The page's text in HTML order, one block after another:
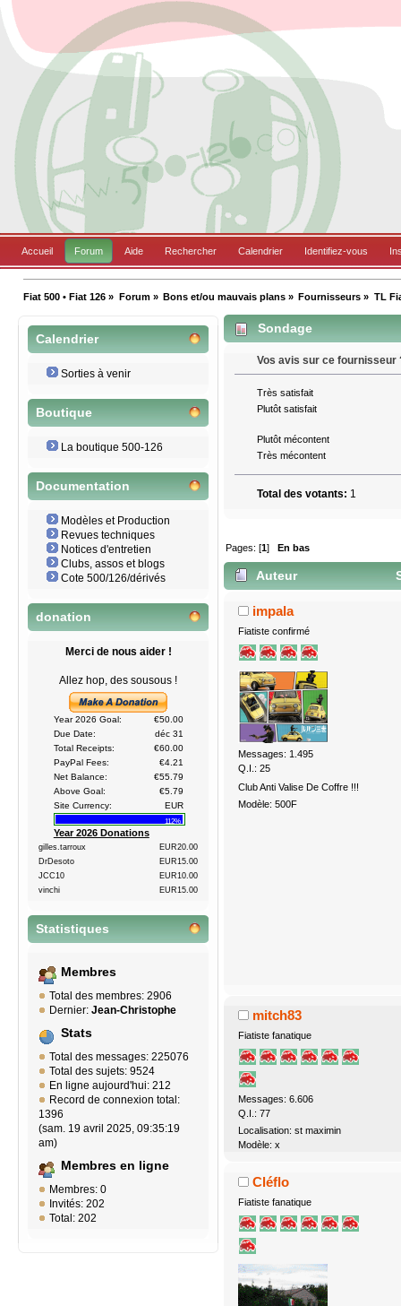
Accueil Forum Aide Rechercher Calendrier Identifiez-vous
Fiat 500 • Fiat 126 » Forum» Bons et/ou mauvais plans» Fournisseurs » TL
Calendrier
Sorties à venir
Boutique
La boutique 500-126
Documentation
Modèles et Production
Revues techniques
Notices d'entretien
Clubs, assos et blogs
Cote 500/126/dérivés
donation
Merci de nous aider !
Allez hop, des sousous !
Year 2026 Goal:
€50.00
Due Date:
déc 31
Total Receipts:
€60.00
PayPal Fees:
€4.21
Net Balance:
€55.79
Above Goal:
€5.79
Site Currency:
EUR
112%
Year 2026 Donations
gilles.tarroux
EUR20.00
DrDesoto
EUR15.00
JCC10
EUR10.00
vinchi
EUR15.00
Statistiques
Membres
Total des membres: 2906
Dernier: Jean-Christophe
Stats
Total des messages: 225076
Total des sujets: 9524
En ligne aujourd'hui: 212
Record de connexion total:
1396
(sam. 19 avril 2025, 09:35:19
am)
Membres en ligne
Membres: 0
Invités: 202
Total: 202
Sondage
Vos avis sur ce fournisseur
Très satisfait
Plutôt satisfait
Plutôt mécontent
Très mécontent
Total des votants: 1
Pages: [1] En bas
Auteur
impala
Fiatiste confirmé
Messages: 1.495
Q.I.: 25
Club Anti Valise De Coffre !!!
Modèle: 500F
mitch83
Fiatiste fanatique
Messages: 6.606
Q.I.: 77
Localisation: st maximin
Modèle: x
Cléflo
Fiatiste fanatique